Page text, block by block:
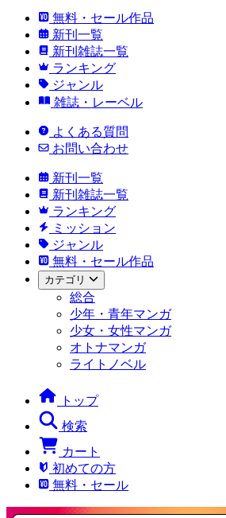
無料・セール作品
新刊一覧
新刊雑誌一覧
ランキング
ジャンル
雑誌・レーベル
よくある質問
お問い合わせ
新刊一覧
新刊雑誌一覧
ランキング
ミッション
ジャンル
無料・セール作品
カテゴリ
総合
少年・青年マンガ
少女・女性マンガ
オトナマンガ
ライトノベル
トップ
検索
カート
初めての方
無料・セール